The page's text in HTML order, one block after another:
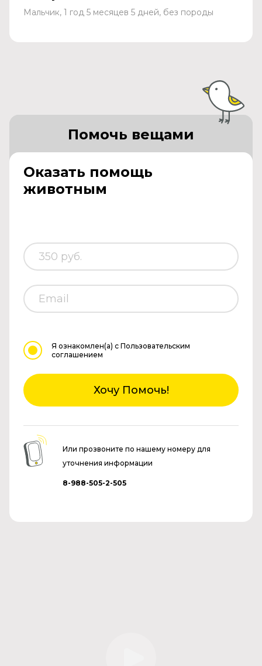
Мальчик, 1 год 5 месяцев 5 дней, без породы
Оказать помощь
животным
Помочь вещами
Я ознакомлен(а) с Пользовательским
соглашением
Хочу Помочь!
Или прозвоните по нашему номеру для
уточнения информации
8-988-505-2-505